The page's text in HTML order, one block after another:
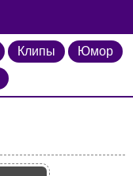
Клипы
Юмор